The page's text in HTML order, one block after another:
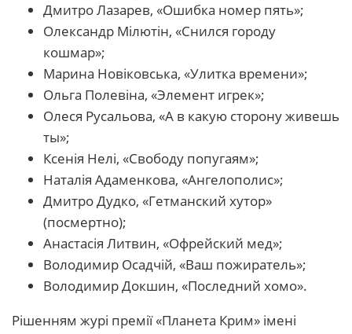
Дмитро Лазарев, «Ошибка номер пять»;
Олександр Мілютін, «Снился городу
кошмар»;
Марина Новіковська, «Улитка времени»;
Ольга Полевіна, «Элемент игрек»;
Олеся Русальова, «А в какую сторону живешь
ты»;
Ксенія Нелі, «Свободу попугаям»;
Наталія Адаменкова, «Ангелополис»;
Дмитро Дудко, «Гетманский хутор»
(посмертно);
Анастасія Литвин, «Офрейский мед»;
Володимир Осадчій, «Ваш пожиратель»;
Володимир Докшин, «Последний хомо».
Рішенням журі премії «Планета Крим» імені